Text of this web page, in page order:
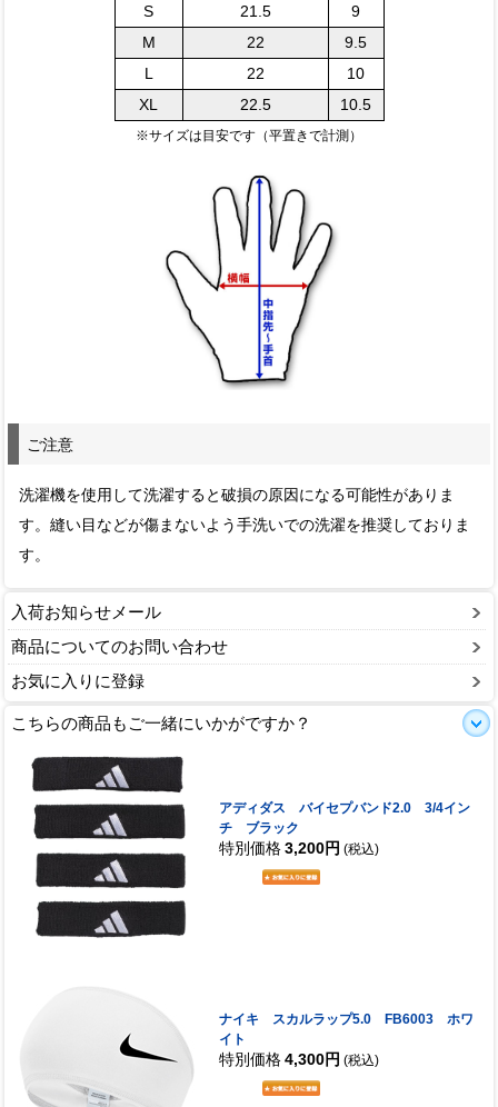
S
21.5
9
M
22
9.5
L
22
10
XL
22.5 10.5
※サイズは目安です（平置きで計測）
ご注意
洗濯機を使用して洗濯すると破損の原因になる可能性がありま
す。縫い目などが傷まないよう手洗いでの洗濯を推奨しておりま
す。
入荷お知らせメール
商品についてのお問い合わせ
お気に入りに登録
こちらの商品もご一緒にいかがですか？
アディダス バイセプバンド2.0 3/4イン
チ ブラック
特別価格 3,200円 (税込)
ナイキ スカルラップ5.0 FB6003 ホワ
イト
特別価格 4,300円 (税込)